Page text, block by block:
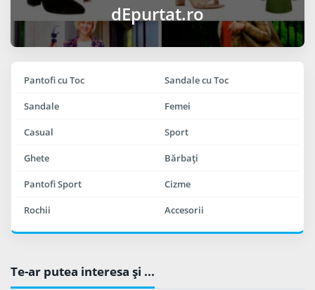
dEpurtat.ro
Pantofi cu Toc Sandale cu Toc
Sandale Femei
Casual Sport
Ghete Bărbaţi
Pantofi Sport Cizme
Rochii Accesorii
Te-ar putea interesa şi ...